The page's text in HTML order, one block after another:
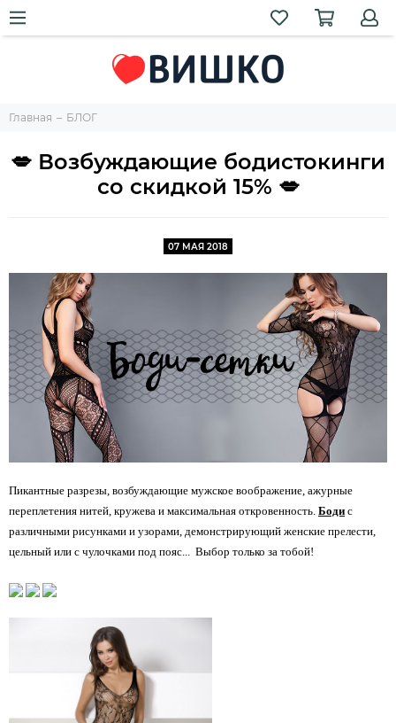
Главная БЛОГ
💋 Возбуждающие бодистокинги
со скидкой 15% 💋
07 МАЯ 2018
Пикантные разрезы, возбуждающие мужское воображение, ажурные
переплетения нитей, кружева и максимальная откровенность. Боди с
различными рисунками и узорами, демонстрирующий женские прелести,
цельный или с чулочками под пояс... Выбор только за тобой!